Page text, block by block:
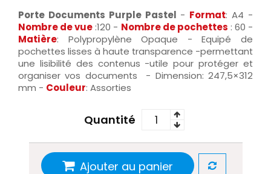
Porte Documents Purple Pastel - Format: A4 -
Nombre de vue :120 - Nombre de pochettes : 60 -
Matière: Polypropylène Opaque - Equipé de
pochettes lisses à haute transparence -permettant
une lisibilité des contenus -utile pour protéger et
organiser vos documents - Dimension: 247,5×312
mm - Couleur: Assorties
Quantité
Ajouter au panier